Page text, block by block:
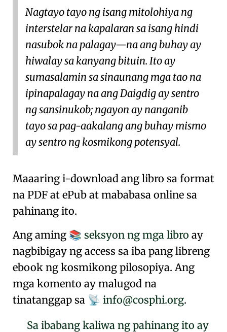
Nagtayo tayo ng isang mitolohiya ng
interstelar na kapalaran sa isang hindi
nasubok na palagay—na ang buhay ay
hiwalay sa kanyang bituin. Ito ay
sumasalamin sa sinaunang mga tao na
ipinapalagay na ang Daigdig ay sentro
ng sansinukob; ngayon ay nanganib
tayo sa pag-aakalang ang buhay mismo
ay sentro ng kosmikong potensyal.
Maaaring i-download ang libro sa format
na PDF at ePub at mababasa online sa
pahinang ito.
Ang aming 📚 seksyon ng mga libro ay
nagbibigay ng access sa iba pang libreng
ebook ng kosmikong pilosopiya. Ang
mga komento ay malugod na
tinatanggap sa 📡 info@cosphi.org.
Sa ibabang kaliwa ng pahinang ito ay